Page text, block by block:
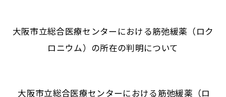
大阪市立総合医療センターにおける筋弛緩薬（ロク
ロニウム）の所在の判明について
大阪市立総合医療センターにおける筋弛緩薬（ロ